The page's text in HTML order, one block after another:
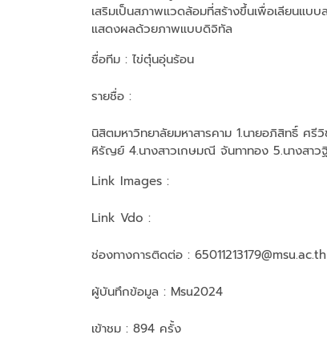
เสริมเป็นสภาพแวดล้อมที่สร้างขึ้นเพื่อเลียนแ
แสดงผลด้วยภาพแบบดิจิทัล
ชื่อทีม : ไข่ตุ๋นอุ่นร้อน
รายชื่อ :
นิสิตมหาวิทยาลัยมหาสารคาม 1.นายอภิสิทธิ์
หิรัญย์ 4.นางสาวเกษมณี จันทาทอง 5.นางสาว
Link Images :
Link Vdo :
ช่องทางการติดต่อ : 65011213179@msu.ac.th
ผู้บันทึกข้อมูล : Msu2024
เข้าชม : 894 ครั้ง